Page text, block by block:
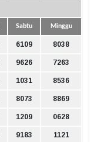
Sabtu Minggu
6109 8038
9626 7263
1031 8536
8073 8869
1209 0628
9183 1121